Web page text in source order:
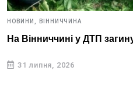
НОВИНИ, ВІННИЧЧИНА
На Вінниччині у ДТП
31 липня, 2026